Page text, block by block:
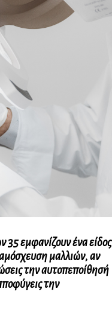
35 εμφανίζουν ένα είδος
μαλλιών, αν
την αυτοπεποίθησή
την